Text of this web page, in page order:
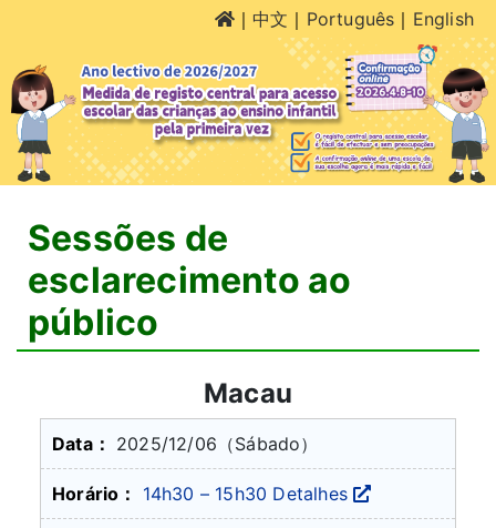
｜ 中文 ｜ Português ｜ English
Sessões de
esclarecimento ao
público
Macau
2025/12/06 （Sábado）
14h30 – 15h30 Detalhes